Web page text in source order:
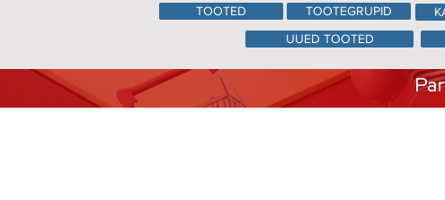
TOOTED
TOOTEGRUPID
UUED TOOTED